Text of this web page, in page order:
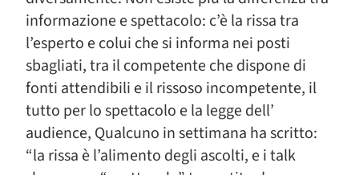
informazione e spettacolo: c’è la rissa tra
l’esperto e colui che si informa nei posti
sbagliati, tra il competente che dispone di
fonti attendibili e il rissoso incompetente, il
tutto per lo spettacolo e la legge dell’
audience, Qualcuno in settimana ha scritto:
“la rissa è l’alimento degli ascolti, e i talk